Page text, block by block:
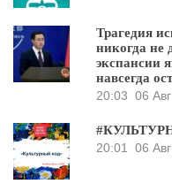
Трагедия
никогда не
экспансии
навсегда
20:03 06
20:01
06